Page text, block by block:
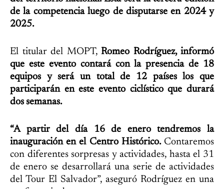
de la competencia luego de disputarse en 2024 y
2025.
El titular del MOPT, Romeo Rodríguez, informó
que este evento contará con la presencia de 18
equipos y será un total de 12 países los que
participarán en este evento ciclístico que durará
dos semanas.
“A partir del día 16 de enero tendremos la
inauguración en el Centro Histórico.Contaremos
con diferentes sorpresas y actividades, hasta el 31
de enero se desarrollará una serie de actividades
del Tour El Salvador”, aseguró Rodríguez en una